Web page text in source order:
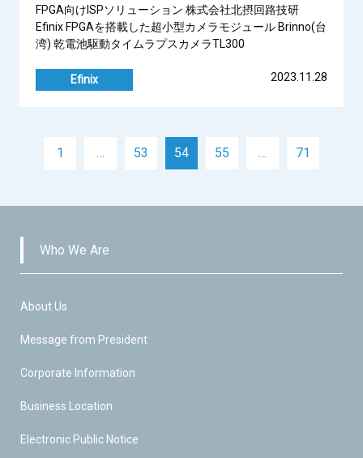
FPGA向けISPソリューション 株式会社北摂回路技研
Efinix FPGAを搭載した超小型カメラモジュール Brinno(台
湾) 乾電池駆動タイムラプスカメラTL300
Efinix 2023.11.28
pagination
1 … 53 54 55 … 71
Who We Are
About Us
Message from President
Corporate Information
Business Location
Electronic Public Notice